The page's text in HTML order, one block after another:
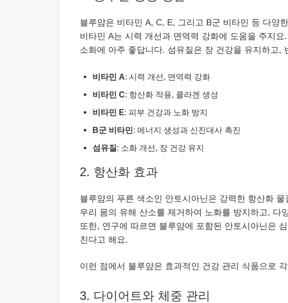
블루얌은 비타민 A, C, E, 그리고 B군 비타민 등 다양
비타민 A는 시력 개선과 면역력 강화에 도움을 주지
소화에 아주 좋답니다. 섬유질은 장 건강을 유지하고,
비타민 A: 시력 개선, 면역력 강화
비타민 C: 항산화 작용, 콜라겐 생성
비타민 E: 피부 건강과 노화 방지
B군 비타민: 에너지 생성과 신진대사 촉진
섬유질: 소화 개선, 장 건강 유지
2. 항산화 효과
블루얌의 푸른 색소인 안토시아닌은 강력한 항산화
우리 몸의 유해 산소를 제거하여 노화를 방지하고, 다
또한, 연구에 따르면 블루얌에 포함된 안토시아닌은
친다고 해요.
이런 점에서 블루얌은 효과적인 건강 관리 식품으로
3. 다이어트와 체중 관리